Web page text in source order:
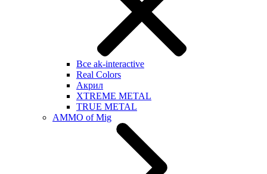
Все ak-interactive
Real Colors
Акрил
XTREME METAL
TRUE METAL
AMMO of Mig